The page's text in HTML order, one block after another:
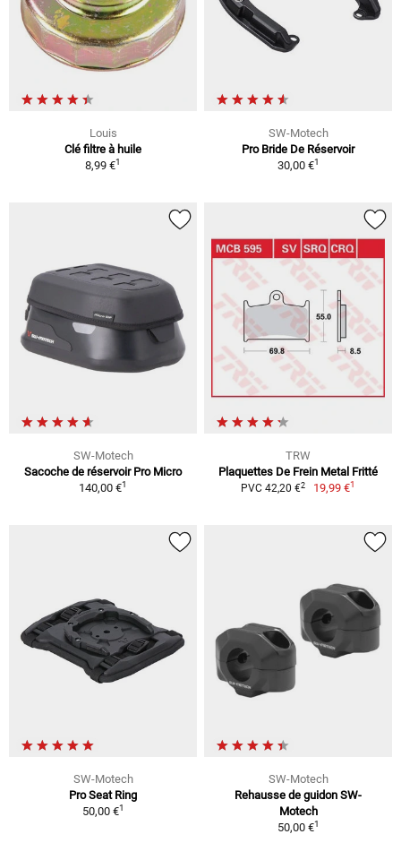
Louis
Clé filtre à huile
8,99 €1
SW-Motech
Pro Bride De Réservoir
30,00 €1
SW-Motech
Sacoche de réservoir Pro Micro
140,00 €1
TRW
Plaquettes De Frein Metal Fritté
PVC 42,20 €2 19,99 €1
SW-Motech
Pro Seat Ring
50,00 €1
SW-Motech
Rehausse de guidon SW-
Motech
50,00 €1